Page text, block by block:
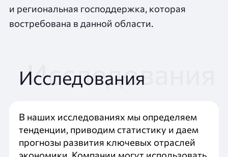
и региональная господдержка, которая
востребована в данной области.
Исследования
В наших исследованиях мы определяем
тенденции, приводим статистику и даем
прогнозы развития ключевых отраслей